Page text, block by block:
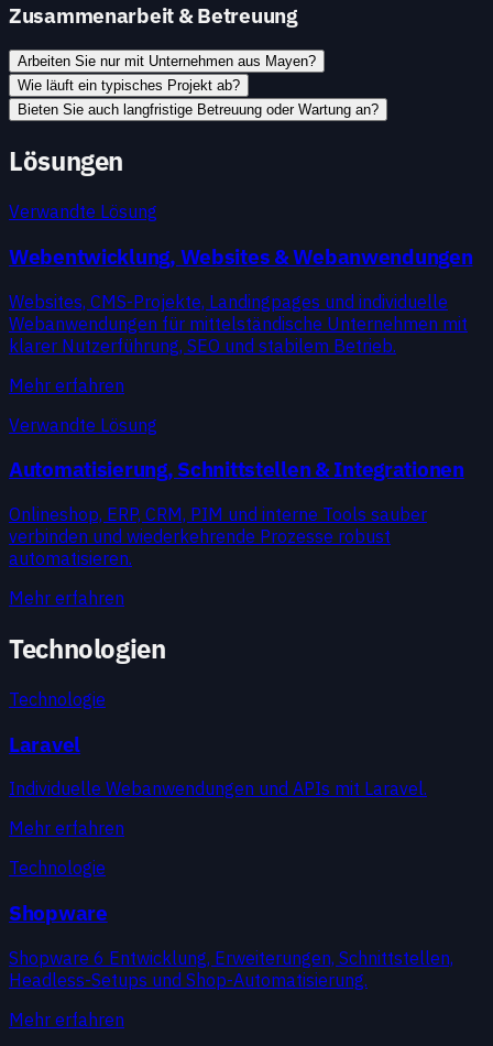
Zusammenarbeit & Betreuung
Arbeiten Sie nur mit Unternehmen aus Mayen?
Wie läuft ein typisches Projekt ab?
Bieten Sie auch langfristige Betreuung oder Wartung an?
Lösungen
Verwandte Lösung
Webentwicklung, Websites & Webanwendungen
Websites, CMS-Projekte, Landingpages und individuelle
Webanwendungen für mittelständische Unternehmen mit
klarer Nutzerführung, SEO und stabilem Betrieb.
Mehr erfahren
Verwandte Lösung
Automatisierung, Schnittstellen & Integrationen
Onlineshop, ERP, CRM, PIM und interne Tools sauber
verbinden und wiederkehrende Prozesse robust
automatisieren.
Mehr erfahren
Technologien
Technologie
Laravel
Individuelle Webanwendungen und APIs mit Laravel.
Mehr erfahren
Technologie
Shopware
Shopware 6 Entwicklung, Erweiterungen, Schnittstellen,
Headless-Setups und Shop-Automatisierung.
Mehr erfahren